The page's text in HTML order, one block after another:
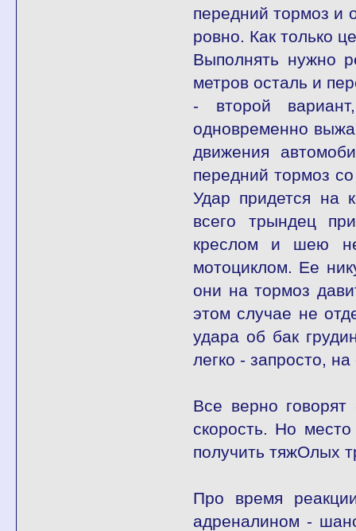
передний тормоз и
ровно. Как только
Выполнять нужно
метров осталь и
- второй
одновременно
движения
передний тормоз
Удар придется на
всего трындец
креслом и шею
мотоциклом. Ее
они на тормоз
этом случае не
удара об бак
легко - запросто,
Все верно
скорость. Но
получить тяжОлых
Про время
адреналином -